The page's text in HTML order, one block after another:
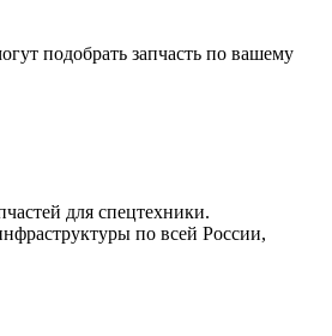
подобрать запчасть по вашему
для спецтехники.
по всей России,